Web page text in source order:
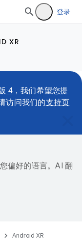
登录
XR
4，我们希望您提
访问我们的支持页
偏好的语言。AI 翻
Android XR